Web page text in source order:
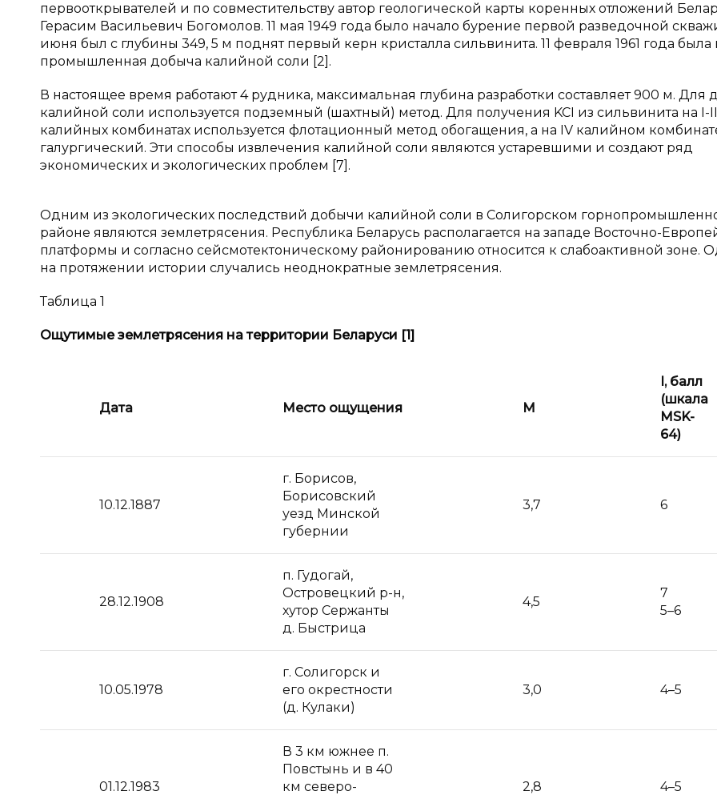
первооткрывателей и по совместительству автор геологической карты коренных отложений
Герасим Васильевич Богомолов. 11 мая 1949 года было начало бурение первой разведочной
июня был с глубины 349, 5 м поднят первый керн кристалла сильвинита. 11 февраля 1961 года была
промышленная добыча калийной соли [2].
В настоящее время работают 4 рудника, максимальная глубина разработки составляет 900 м. Для
калийной соли используется подземный (шахтный) метод. Для получения KCI из сильвинита на I-
калийных комбинатах используется флотационный метод обогащения, а на IV калийном
галургический. Эти способы извлечения калийной соли являются устаревшими и создают ряд
экономических и экологических проблем [7].
Одним из экологических последствий добычи калийной соли в Солигорском
районе являются землетрясения. Республика Беларусь располагается на западе Восточно-
платформы и согласно сейсмотектоническому районированию относится к слабоактивной зоне.
на протяжении истории случались неоднократные землетрясения.
Таблица 1
Ощутимые землетрясения на территории Беларуси [1]
Дата Место ощущения M
I, балл
(шкала
MSK-
64)
10.12.1887
г. Борисов,
Борисовский
уезд Минской
губернии
3,7 6
28.12.1908
п. Гудогай,
Островецкий р-н,
хутор Сержанты
д. Быстрица
4,5
7
5–6
10.05.1978
г. Солигорск и
его окрестности
(д. Кулаки)
3,0 4–5
01.12.1983
В 3 км южнее п.
Повстынь и в 40
км северо-
2,8 4–5